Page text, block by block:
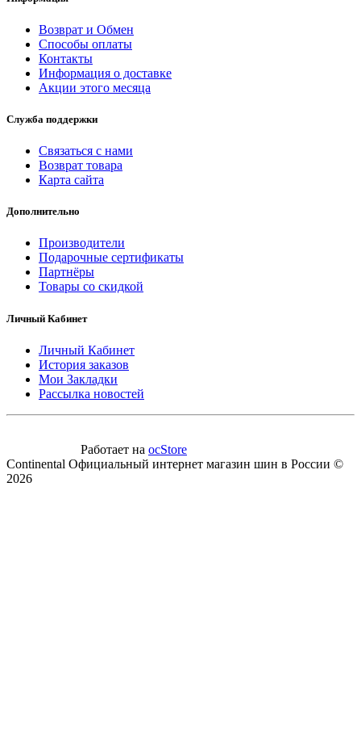
Возврат и Обмен
Способы оплаты
Контакты
Информация о доставке
Акции этого месяца
Служба поддержки
Связаться с нами
Возврат товара
Карта сайта
Дополнительно
Производители
Подарочные сертификаты
Партнёры
Товары со скидкой
Личный Кабинет
Личный Кабинет
История заказов
Мои Закладки
Рассылка новостей
Работает на ocStore
Continental Официальный интернет магазин шин в России ©
2026